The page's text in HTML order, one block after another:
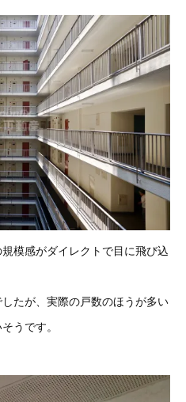
模感がダイレクトで目に飛び込
たが、実際の戸数のほうが多い
うです。